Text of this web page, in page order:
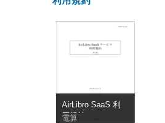
AirLibro SaaS 利
用規約
電算